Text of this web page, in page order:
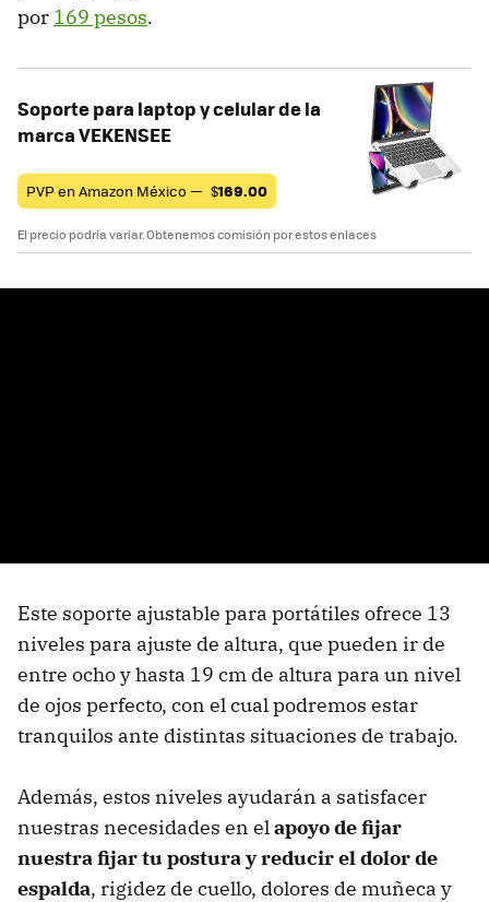
por 169 pesos.
Soporte para laptop y celular de la
marca VEKENSEE
PVP en Amazon México — $169.00
El precio podría variar. Obtenemos comisión por estos enlaces
Este soporte ajustable para portátiles ofrece 13
niveles para ajuste de altura, que pueden ir de
entre ocho y hasta 19 cm de altura para un nivel
de ojos perfecto, con el cual podremos estar
tranquilos ante distintas situaciones de trabajo.
Además, estos niveles ayudarán a satisfacer
nuestras necesidades en elapoyo de fijar
nuestra fijar tu postura y reducir el dolor de
espalda, rigidez de cuello, dolores de muñeca y